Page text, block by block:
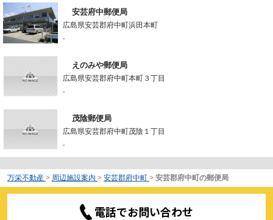
安芸府中郵便局
広島県安芸郡府中町浜田本町
-
えのみや郵便局
広島県安芸郡府中町本町３丁目
-
茂陰郵便局
広島県安芸郡府中町茂陰１丁目
-
万栄不動産 > 周辺施設案内 > 安芸郡府中町 > 安芸郡府中町の郵便局
電話でお問い合わせ